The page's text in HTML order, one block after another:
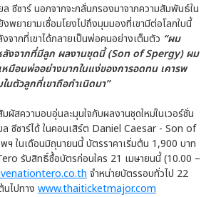
ซีซาร์ นอกจากจะกลั่นกรองมาจากความสัมพันธ์ใน
พยายามเชื่อมโยงไปถึงมุมมองที่เขามีต่อโลกใบนี้
จากที่เขาได้กลายเป็นพ่อคนอย่างเต็มตัว “ผม
ลังจากที่มีลูก ผลงานชุดนี้ (Son of Spergy) ผม
มือนพ่ออย่างมากในแง่ของการอดทน เคารพ
นตัวลูกที่เขาถือกำเนิดมา”
ผัสความอบอุ่นละมุนใจกับผลงานชุดใหม่ในเวอร์ชั่น
ซีซาร์ได้ ในคอนเสิร์ต Daniel Caesar - Son of
ในเดือนมิถุนายนนี้ บัตรราคาเริ่มต้น 1,900 บาท
รับสิทธิ์ซื้อบัตรก่อนใคร 21 เมษายนนี้ (10.00 –
จำหน่ายบัตรรอบทั่วไป 22
ไปทาง www.thaiticketmajor.com